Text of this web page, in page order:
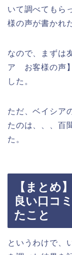
いて調べてもら
様の声が書かれ
なので、まずは
ア お客様の声
した。
ただ、ベイシア
たのは、、、百
た。
【まとめ
良い口コ
たこと
というわけで、